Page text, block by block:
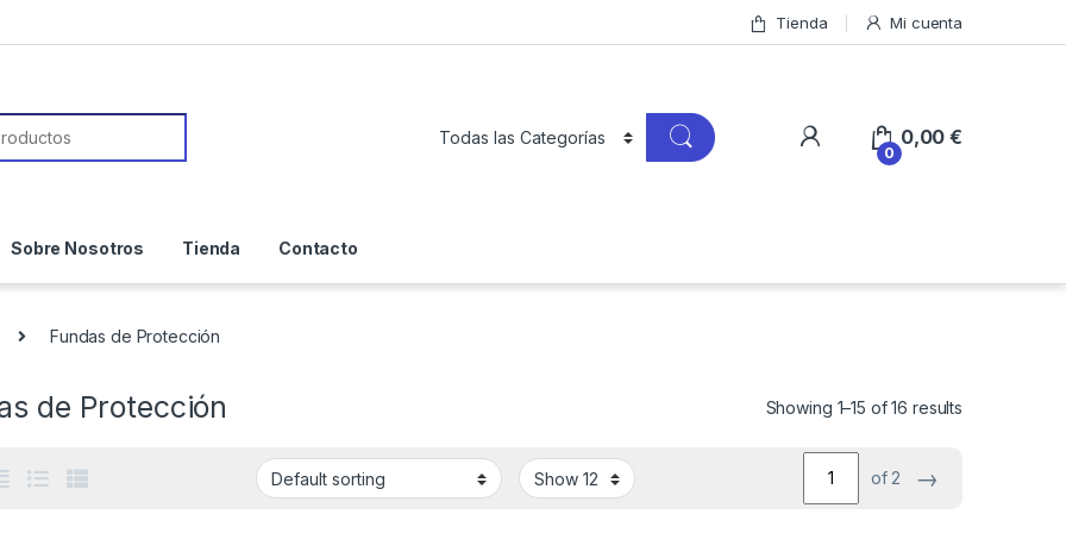
Tienda Mi cuenta
0
0,00€
Sobre Nosotros Tienda Contacto
Fundas de Protección
de Protección Showing 1–15 of 16 results
of 2 →